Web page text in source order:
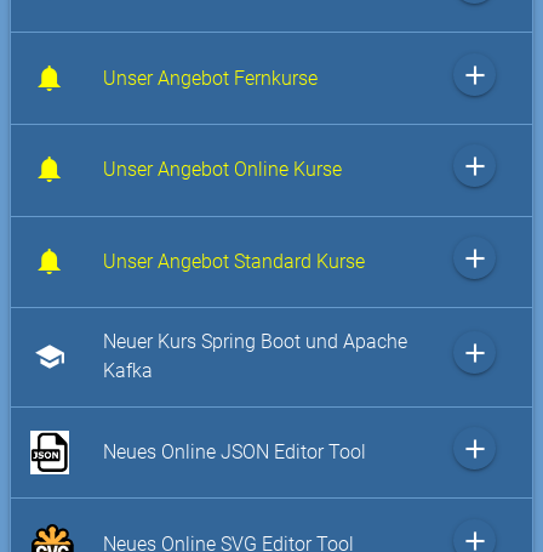
Unser Angebot Fernkurse add
Unser Angebot Online Kurse add
Unser Angebot Standard Kurse add
school
Neuer Kurs Spring Boot und Apache
Kafka
add
Neues Online JSON Editor Tool add
Neues Online SVG Editor Tool add